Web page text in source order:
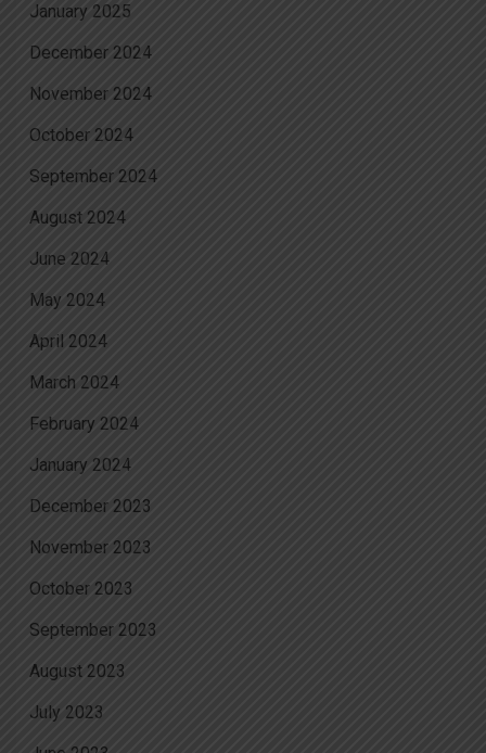
January 2025
December 2024
November 2024
October 2024
September 2024
August 2024
June 2024
May 2024
April 2024
March 2024
February 2024
January 2024
December 2023
November 2023
October 2023
September 2023
August 2023
July 2023